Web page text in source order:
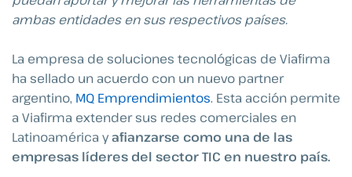
ambas entidades en sus respectivos países.
La empresa de soluciones tecnológicas de Viafirma
ha sellado un acuerdo con un nuevo partner
argentino, MQ Emprendimientos. Esta acción permite
a Viafirma extender sus redes comerciales en
Latinoamérica yafianzarse como una de las
empresas líderes del sector TIC en nuestro país.